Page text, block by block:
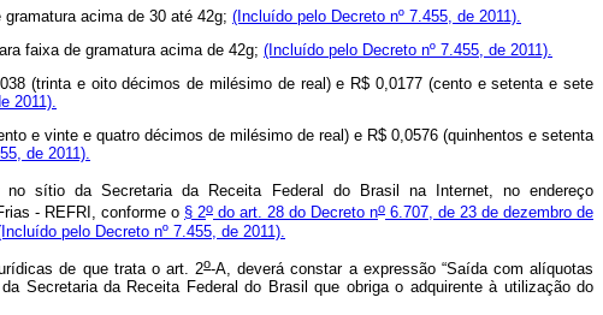
acima de 30 até 42g; (Incluído pelo Decreto nº 7.455, de 2011).
faixa de gramatura acima de 42g; (Incluído pelo Decreto nº 7.455, de 2011).
(trinta e oito décimos de milésimo de real) e R$ 0,0177 (cento e setenta e sete
2011).
e vinte e quatro décimos de milésimo de real) e R$ 0,0576 (quinhentos e setenta
de 2011).
no sítio da Secretaria da Receita Federal do Brasil na Internet, no endereço
- REFRI, conforme o § 2o do art. 28 do Decreto no 6.707, de 23 de dezembro de
pelo Decreto nº 7.455, de 2011).
de que trata o art. 2o-A, deverá constar a expressão “Saída com alíquotas
Secretaria da Receita Federal do Brasil que obriga o adquirente à utilização do